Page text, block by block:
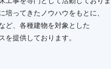
培ってきたノウハウをもとに、
ど、各種建物を対象とした
を提供しております。